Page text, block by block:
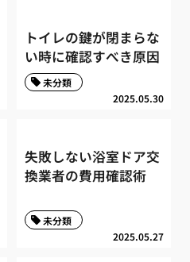
トイレの鍵が閉まらな
い時に確認すべき原因
2025.05.30
未分類
失敗しない浴室ドア交
換業者の費用確認術
2025.05.27
未分類